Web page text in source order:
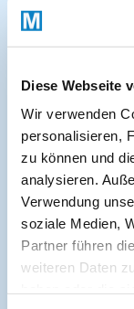
Diese Webseite
Wir verwenden
personalisieren,
zu können und
analysieren.
Verwendung
soziale Medien,
Partner führen
weiteren Daten